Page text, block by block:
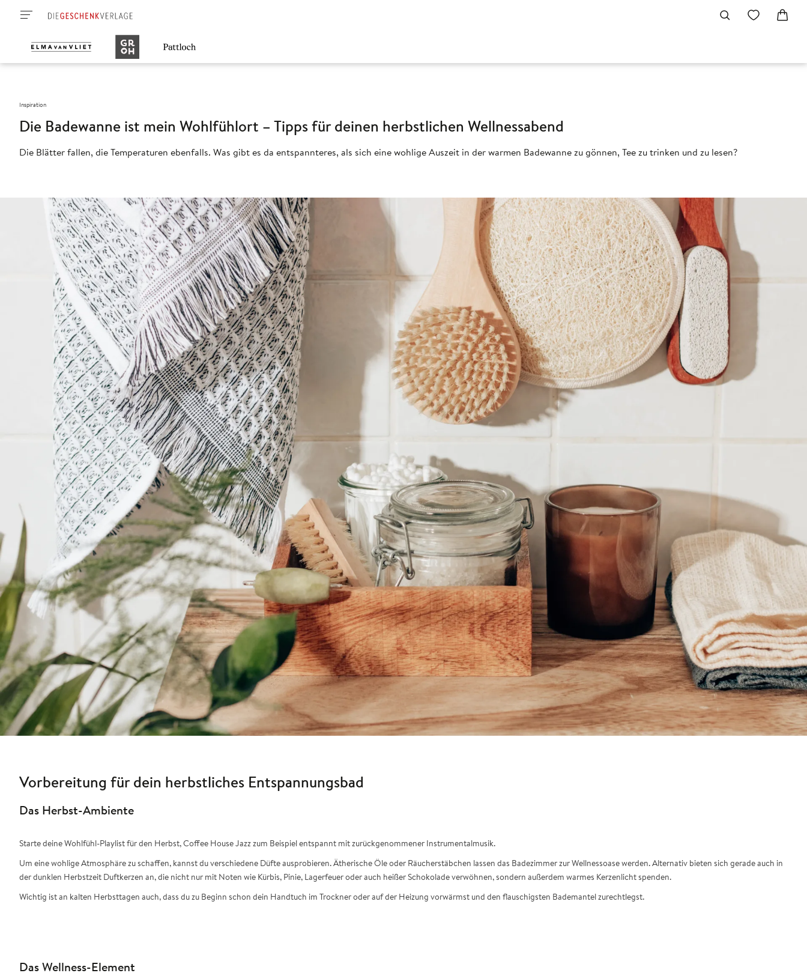
Inspiration
Die Badewanne ist mein Wohlfühlort – Tipps für deinen herbstlichen Wellnessabend
Die Blätter fallen, die Temperaturen ebenfalls. Was gibt es da entspannteres, als sich eine wohlige Auszeit in der warmen Badewanne zu gönnen, Tee zu trinken und zu lesen?
Vorbereitung für dein herbstliches Entspannungsbad
Das Herbst-Ambiente
Starte deine Wohlfühl-Playlist für den Herbst, Coffee House Jazz zum Beispiel entspannt mit zurückgenommener Instrumentalmusik.
Um eine wohlige Atmosphäre zu schaffen, kannst du verschiedene Düfte ausprobieren. Ätherische Öle oder Räucherstäbchen lassen das Badezimmer zur Wellnessoase werden. Alternativ bieten sich gerade auch in
der dunklen Herbstzeit Duftkerzen an, die nicht nur mit Noten wie Kürbis, Pinie, Lagerfeuer oder auch heißer Schokolade verwöhnen, sondern außerdem warmes Kerzenlicht spenden.
Wichtig ist an kalten Herbsttagen auch, dass du zu Beginn schon dein Handtuch im Trockner oder auf der Heizung vorwärmst und den flauschigsten Bademantel zurechtlegst.
Das Wellness-Element